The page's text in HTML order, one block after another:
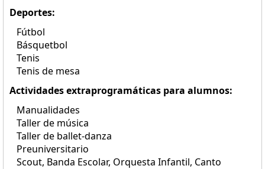
Deportes:
Fútbol
Básquetbol
Tenis
Tenis de mesa
Actividades extraprogramáticas para alumnos:
Manualidades
Taller de música
Taller de ballet-danza
Preuniversitario
Scout, Banda Escolar, Orquesta Infantil, Canto